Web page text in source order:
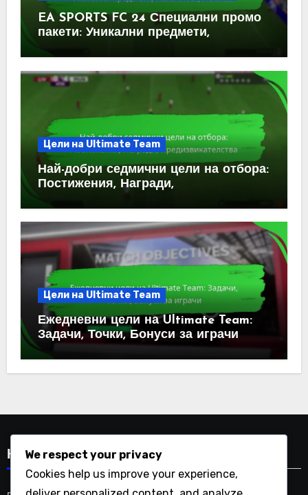
EA SPORTS FC 24 Специални промо
пакети: Уникални предмети,
Цели на Ultimate Team
Най-добри седмични цели на отбора:
Постижения, Награди,
Цели на Ultimate Team
Ежедневни цели на Ultimate Team:
Задачи, Точки, Бонуси за играчи
Категории
We respect your privacy
Cookies help us improve your experience,